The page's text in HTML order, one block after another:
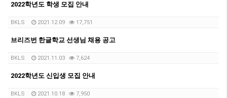
2022학년도 학생 모집 안내
BKLS 2021.12.09 17,751
브리즈번 한글학교 선생님 채용 공고
BKLS 2021.11.03 7,624
2022학년도 신입생 모집 안내
BKLS 2021.10.18 7,950